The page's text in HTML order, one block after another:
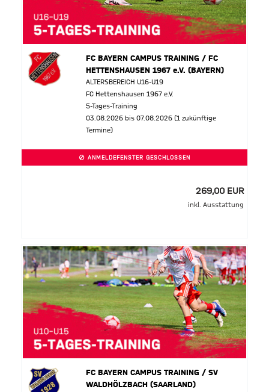
FC BAYERN CAMPUS TRAINING / FC
HETTENSHAUSEN 1967 e.V. (BAYERN)
ALTERSBEREICH U16-U19
FC Hettenshausen 1967 e.V.
5-Tages-Training
03.08.2026 bis 07.08.2026 (1 zukünftige
Termine)
ANMELDEFENSTER GESCHLOSSEN
269,00 EUR
inkl. Ausstattung
FC BAYERN CAMPUS TRAINING / SV
WALDHÖLZBACH (SAARLAND)